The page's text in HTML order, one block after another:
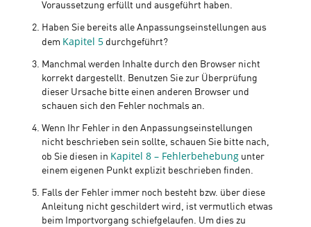
Voraussetzung erfüllt und ausgeführt haben.
Haben Sie bereits alle Anpassungseinstellungen aus
dem Kapitel 5 durchgeführt?
Manchmal werden Inhalte durch den Browser nicht
korrekt dargestellt. Benutzen Sie zur Überprüfung
dieser Ursache bitte einen anderen Browser und
schauen sich den Fehler nochmals an.
Wenn Ihr Fehler in den Anpassungseinstellungen
nicht beschrieben sein sollte, schauen Sie bitte nach,
ob Sie diesen in Kapitel 8 – Fehlerbehebung unter
einem eigenen Punkt explizit beschrieben finden.
Falls der Fehler immer noch besteht bzw. über diese
Anleitung nicht geschildert wird, ist vermutlich etwas
beim Importvorgang schiefgelaufen. Um dies zu